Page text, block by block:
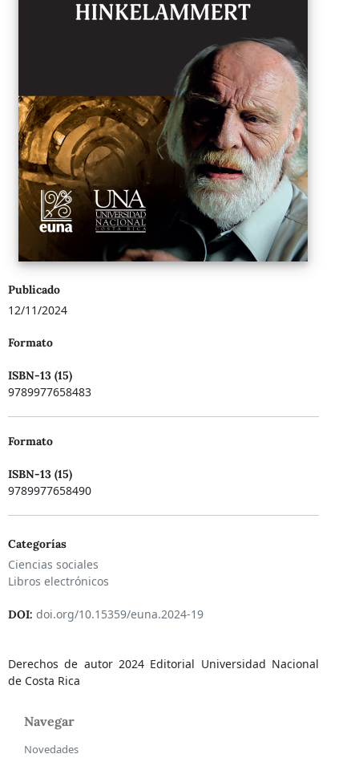
Publicado
12/11/2024
Formato
ISBN-13 (15)
9789977658483
Formato
ISBN-13 (15)
9789977658490
Categorías
Ciencias sociales
Libros electrónicos
DOI: doi.org/10.15359/euna.2024-19
Derechos de autor 2024 Editorial Universidad Nacional
de Costa Rica
Navegar
Novedades